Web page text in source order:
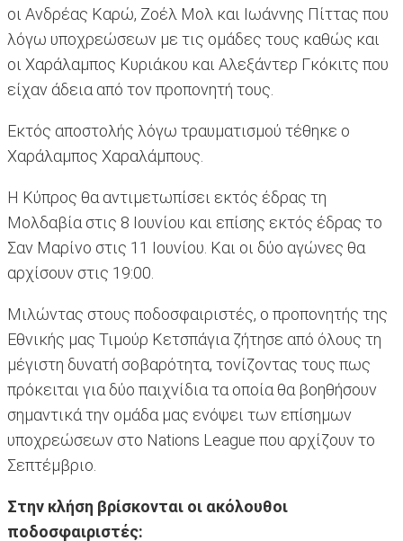
οι Ανδρέας Καρώ, Ζοέλ Μολ και Ιωάννης Πίττας που
λόγω υποχρεώσεων με τις ομάδες τους καθώς και
οι Χαράλαμπος Κυριάκου και Αλεξάντερ Γκόκιτς που
είχαν άδεια από τον προπονητή τους.
Εκτός αποστολής λόγω τραυματισμού τέθηκε ο
Χαράλαμπος Χαραλάμπους.
Η Κύπρος θα αντιμετωπίσει εκτός έδρας τη
Μολδαβία στις 8 Ιουνίου και επίσης εκτός έδρας το
Σαν Μαρίνο στις 11 Ιουνίου. Και οι δύο αγώνες θα
αρχίσουν στις 19:00.
Μιλώντας στους ποδοσφαιριστές, ο προπονητής της
Εθνικής μας Τιμούρ Κετσπάγια ζήτησε από όλους τη
μέγιστη δυνατή σοβαρότητα, τονίζοντας τους πως
πρόκειται για δύο παιχνίδια τα οποία θα βοηθήσουν
σημαντικά την ομάδα μας ενόψει των επίσημων
υποχρεώσεων στο Nations League που αρχίζουν το
Σεπτέμβριο.
Στην κλήση βρίσκονται οι ακόλουθοι
ποδοσφαιριστές: